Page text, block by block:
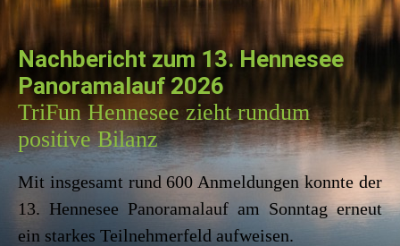
Nachbericht zum 13. Hennesee
Panoramalauf 2026
TriFun Hennesee zieht rundum
positive Bilanz
Mit insgesamt rund 600 Anmeldungen konnte der
13. Hennesee Panoramalauf am Sonntag erneut
ein starkes Teilnehmerfeld aufweisen.